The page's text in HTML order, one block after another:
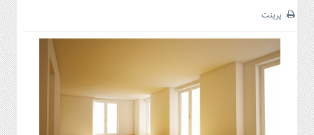
سرمایه
و
بورس
مسکن
و
شهری
گاز
پرینت